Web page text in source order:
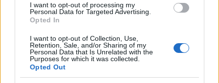
I want to opt-out of processing my
Personal Data for Targeted Advertising.
Opted In
I want to opt-out of Collection, Use,
Retention, Sale, and/or Sharing of my
Personal Data that Is Unrelated with the
Purposes for which it was collected.
Opted Out
Paulina: Sok csoda történt velem
Hétévesen kezdett dalokat írni, gimnazistaként fellépett a
Sziget Fesztiválon, Ajándék című dalával került az X-
faktorba, ahol második helyezett lett. Mi a véleménye a
tehetségkutatókról, hogyan kezeli az ismertséget, ki jelenti